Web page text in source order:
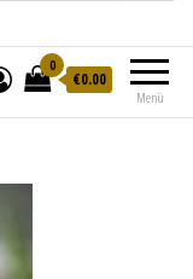
Menü
0
€0.00